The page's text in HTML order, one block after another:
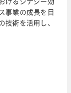
事業の成長を目
術を活用し、